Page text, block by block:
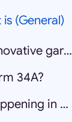
(General)
What is innovative gardening?
34A?
What is happening in Ukraine?